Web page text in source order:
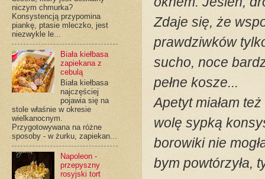
Zdaje się, że
prawdziwków
sucho, noce
pełne kosze...
Apetyt miałam
wolę sypką
borowiki nie
bym powtórzyła,
niczym chmurka?
Konsystencją przypomina
piankę, ptasie mleczko, jest
niezwykle le...
Biała kiełbasa
zapiekana z
cebulą
Biała kiełbasa
najczęściej
pojawia się na
stole właśnie w okresie
wielkanocnym.
Przygotowywana na różne
sposoby - w żurku, zapiekan...
Napoleon -
przepyszny
rosyjski tort